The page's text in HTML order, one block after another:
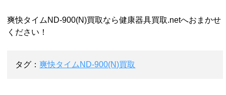
爽快タイムND-900(N)買取なら健康器具買取.netへおまかせ
ください！
タグ：爽快タイムND-900(N)買取